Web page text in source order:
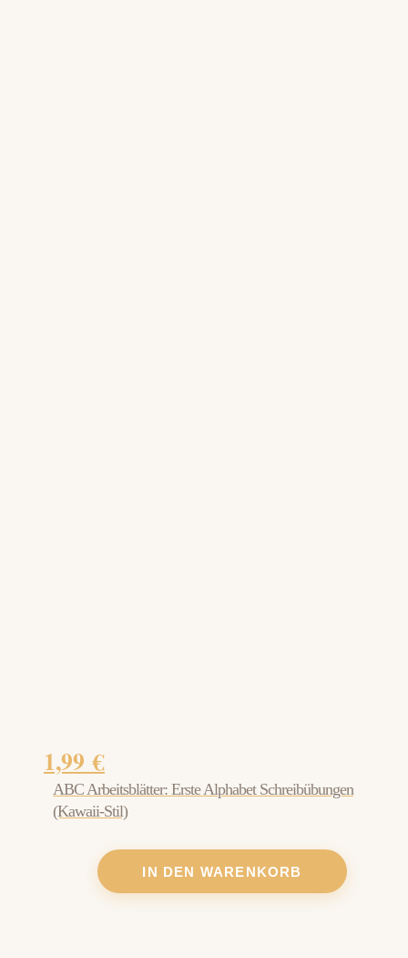
1,99€
ABC Arbeitsblätter: Erste Alphabet Schreibübungen
(Kawaii-Stil)
IN DEN WARENKORB